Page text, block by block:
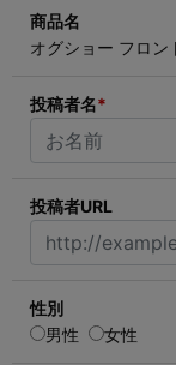
商品名
オグショー フロン
投稿者名*
投稿者URL
性別
男性
女性